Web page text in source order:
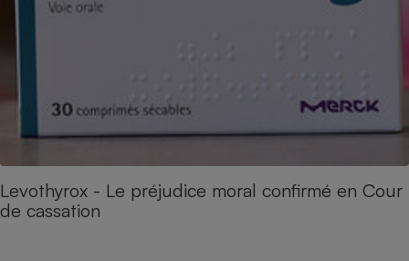
Levothyrox - Le préjudice moral confirmé en Cour
de cassation